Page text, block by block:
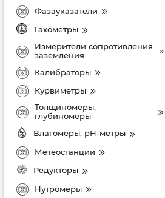
Фазауказатели
Тахометры
Измерители сопротивления
заземления
Калибраторы
Курвиметры
Толщиномеры,
глубиномеры
Влагомеры, рН-метры
Метеостанции
Редукторы
Нутромеры